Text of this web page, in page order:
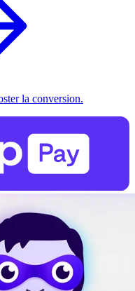
la conversion.